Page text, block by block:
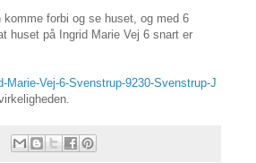
forbi og se huset, og med 6
huset på Ingrid Marie Vej 6 snart er
Vej-6-Svenstrup-9230-Svenstrup-J